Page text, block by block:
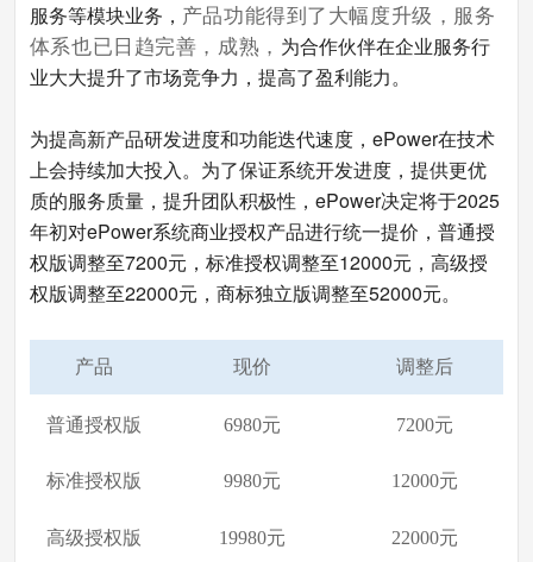
服务等模块业务， 产品功能得到了大幅度升级，服务
体系也已日趋完善，成熟， 为合作伙伴在企业服务行
业大大提升了市场竞争力，提高了盈利能力。
为提高新产品研发进度和功能迭代速度，ePower在技术
上会持续加大投入。为了保证系统开发进度，提供更优
质的服务质量，提升团队积极性，ePower决定将于2025
年初对ePower系统商业授权产品进行统一提价，普通授
权版调整至7200元，标准授权调整至12000元，高级授
权版调整至22000元，商标独立版调整至52000元。
产品 现价 调整后
普通授权版 6980元 7200元
标准授权版 9980元 12000元
高级授权版 19980元 22000元